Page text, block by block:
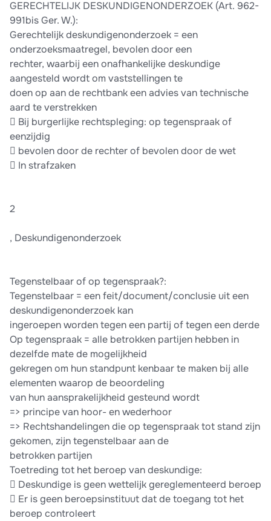
GERECHTELIJK DESKUNDIGENONDERZOEK (Art. 962-
991bis Ger. W.):
Gerechtelijk deskundigenonderzoek = een
onderzoeksmaatregel, bevolen door een
rechter, waarbij een onafhankelijke deskundige
aangesteld wordt om vaststellingen te
doen op aan de rechtbank een advies van technische
aard te verstrekken
 Bij burgerlijke rechtspleging: op tegenspraak of
eenzijdig
 bevolen door de rechter of bevolen door de wet
 In strafzaken
2
, Deskundigenonderzoek
Tegenstelbaar of op tegenspraak?:
Tegenstelbaar = een feit/document/conclusie uit een
deskundigenonderzoek kan
ingeroepen worden tegen een partij of tegen een derde
Op tegenspraak = alle betrokken partijen hebben in
dezelfde mate de mogelijkheid
gekregen om hun standpunt kenbaar te maken bij alle
elementen waarop de beoordeling
van hun aansprakelijkheid gesteund wordt
=> principe van hoor- en wederhoor
=> Rechtshandelingen die op tegenspraak tot stand zijn
gekomen, zijn tegenstelbaar aan de
betrokken partijen
Toetreding tot het beroep van deskundige:
 Deskundige is geen wettelijk gereglementeerd beroep
 Er is geen beroepsinstituut dat de toegang tot het
beroep controleert